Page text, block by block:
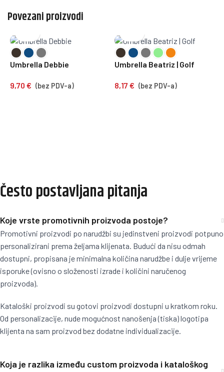
Povezani proizvodi
Umbrella Debbie
9,70 € (bez PDV-a)
Umbrella Beatriz | Golf
8,17 € (bez PDV-a)
Često postavljana pitanja
Koje vrste promotivnih proizvoda postoje?
Promotivni proizvodi po narudžbi su jedinstveni proizvodi potpuno
personalizirani prema željama klijenata. Budući da nisu odmah
dostupni, propisana je minimalna količina narudžbe i dulje vrijeme
isporuke (ovisno o složenosti izrade i količini naručenog
proizvoda).
Kataloški proizvodi su gotovi proizvodi dostupni u kratkom roku.
Od personalizacije, nude mogućnost nanošenja (tiska) logotipa
klijenta na sam proizvod bez dodatne individualizacije.
Koja je razlika između custom proizvoda i kataloškog